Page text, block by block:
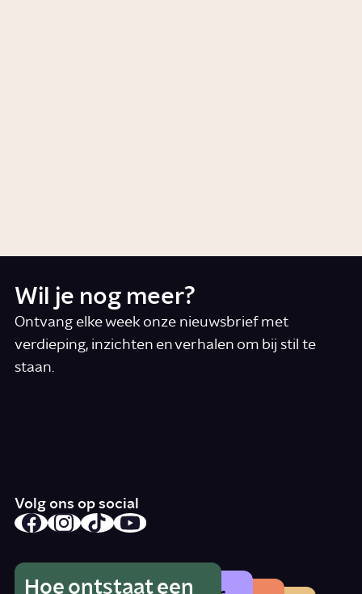
Wil je nog meer?
Ontvang elke week onze nieuwsbrief met
verdieping, inzichten en verhalen om bij stil te
staan.
Volg ons op social
Hoe ontstaat een